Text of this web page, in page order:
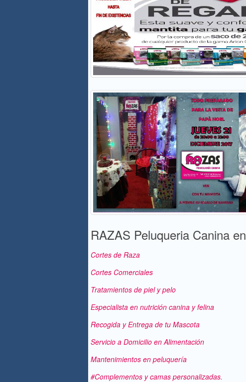
RAZAS Peluqueria Canina
Cortes de Raza
Cortes Comerciales
Tratamientos de piel y pelo
Especialista en nutrición canina y felina
Recogida y Entrega de tu Mascota
Servicio a Domicilio en Alimentación
Mantenimientos en peluquería
#Complementos y camas personalizadas.